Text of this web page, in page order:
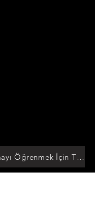
Bu Şarkıyı Çalmayı Öğrenmek İçin Tıklayın